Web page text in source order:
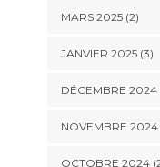
MARS 2025(2)
JANVIER 2025(3)
DÉCEMBRE 2024
NOVEMBRE 2024
OCTOBRE 2024